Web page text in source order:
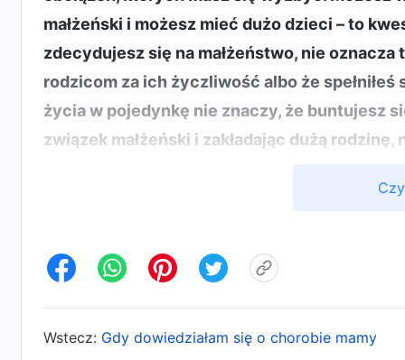
małżeński i możesz mieć dużo dzieci – to
zdecydujesz się na małżeństwo, nie
rodzicom za ich życzliwość albo że
życia w pojedynkę nie znaczy, że buntujesz
związek małżeński i zakładając dużą
powodem, dla którego Bóg na koniec
dzieci. Boga nie interesuje twój stan cywilny;
masz postawę względem wypełniania
życie, w jakim stopniu się jej
Aby ustalić, czy zostaniesz zbawiony, Bóg
Wstecz: Gdy dowiedziałam się o chorobie mamy